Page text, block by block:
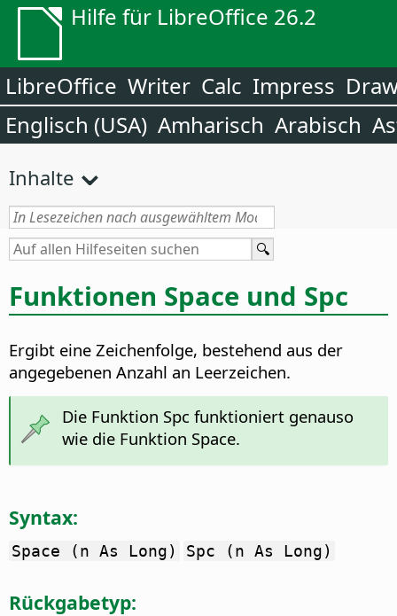
Hilfe für LibreOffice 26.2
LibreOffice Writer Calc Impress
Englisch (USA) Amharisch Arabisch
Inhalte
Funktionen Space und Spc
Ergibt eine Zeichenfolge, bestehend aus der
angegebenen Anzahl an Leerzeichen.
Die Funktion Spc funktioniert genauso
wie die Funktion Space.
Syntax:
Space (n As Long) Spc (n As Long)
Rückgabetyp: